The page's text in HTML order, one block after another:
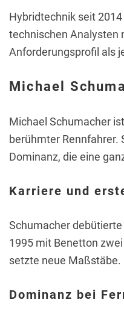
Hybridtechnik seit
technischen Analysten
Anforderungsprofil als
Michael
Michael Schumacher
berühmter Rennfahrer.
Dominanz, die eine
Karriere und
Schumacher
1995 mit Benetton
setzte neue Maßstäbe.
Dominanz bei